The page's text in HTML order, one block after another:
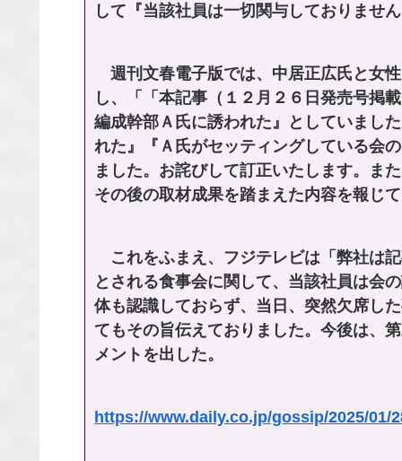
して『当該社員は一切関与しておりませ
週刊文春電子版では、中居正広氏と女
し、「「本記事（１２月２６日発売号掲
編成幹部Ａ氏に誘われた』としていまし
れた』『Ａ氏がセッティングしている会
ました。お詫びして訂正いたします。ま
その後の取材成果を踏まえた内容を報じ
これをふまえ、フジテレビは「弊社は
とされる食事会に関して、当該社員は会
体も認識しておらず、当日、突然欠席し
てもその旨伝えておりました。今後は、
メントを出した。
https://www.daily.co.jp/gossip/2025/01/